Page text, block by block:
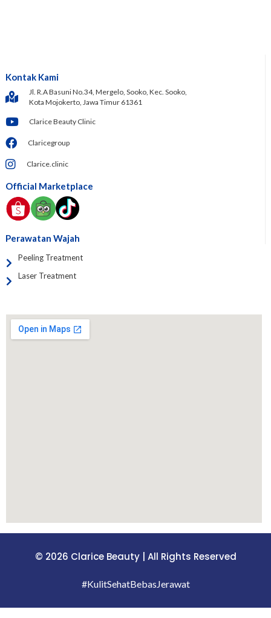
Kontak Kami
Jl. R.A Basuni No.34, Mergelo, Sooko, Kec. Sooko,
Kota Mojokerto, Jawa Timur 61361
Clarice Beauty Clinic
Claricegroup
Clarice.clinic
Official Marketplace
Perawatan Wajah
Peeling Treatment
Laser Treatment
© 2026 Clarice Beauty | All Rights Reserved
#KulitSehatBebasJerawat